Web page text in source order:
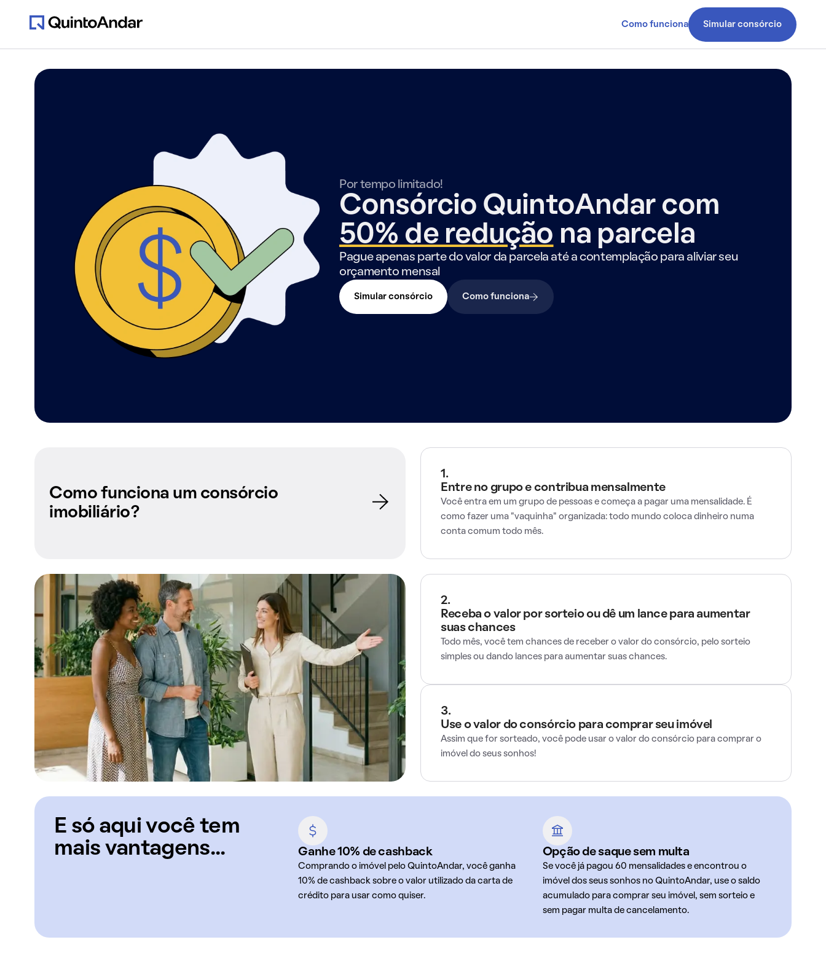
Como funciona Simular consórcio
Por tempo limitado!
Consórcio QuintoAndar com
50% de redução na parcela
Pague apenas parte do valor da parcela até a contemplação para aliviar seu
orçamento mensal
Simular consórcio Como funciona
Como funciona um consórcio
imobiliário?
1.
Entre no grupo e contribua mensalmente
Você entra em um grupo de pessoas e começa a pagar uma mensalidade. É
como fazer uma "vaquinha" organizada: todo mundo coloca dinheiro numa
conta comum todo mês.
2.
Receba o valor por sorteio ou dê um lance para aumentar
suas chances
Todo mês, você tem chances de receber o valor do consórcio, pelo sorteio
simples ou dando lances para aumentar suas chances.
3.
Use o valor do consórcio para comprar seu imóvel
Assim que for sorteado, você pode usar o valor do consórcio para comprar o
imóvel do seus sonhos!
E só aqui você tem
mais vantagens...
Ganhe 10% de cashback
Comprando o imóvel pelo QuintoAndar, você ganha
10% de cashback sobre o valor utilizado da carta de
crédito para usar como quiser.
Opção de saque sem multa
Se você já pagou 60 mensalidades e encontrou o
imóvel dos seus sonhos no QuintoAndar, use o saldo
acumulado para comprar seu imóvel, sem sorteio e
sem pagar multa de cancelamento.